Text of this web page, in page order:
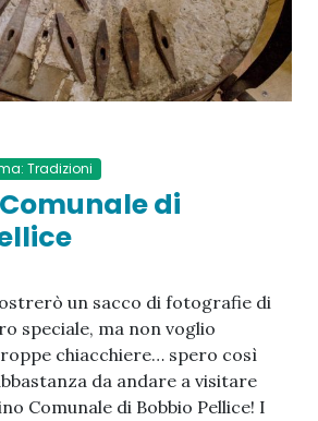
Tradizioni
di
un sacco di fotografie di
speciale, ma non voglio
chiacchiere… spero così
da andare a visitare
Comunale di Bobbio Pellice! I